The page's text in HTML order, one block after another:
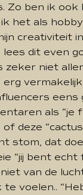
Zo ben ik ook
het als
creativiteit
dit even
zeker niet
eens
als “je
deze
stom, dat
“jij bent echt
van de
voelen..